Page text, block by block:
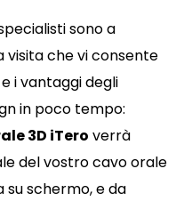
sono a
visita che vi consente
i vantaggi degli
in poco tempo:
3D iTero verrà
del vostro cavo orale
schermo, e da